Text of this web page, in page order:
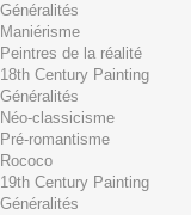
Cart (empty)
No products
Free shipping!
0,00 € Total
Check out
Généralités
Maniérisme
Peintres de la réalité
18th Century Painting
Généralités
Néo-classicisme
Pré-romantisme
Rococo
19th Century Painting
Généralités